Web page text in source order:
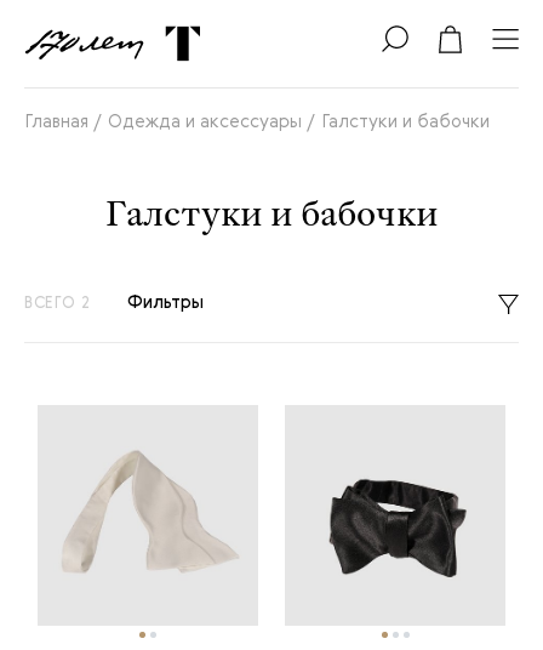
Главная / Одежда и аксессуары / Галстуки и бабочки
Галстуки и бабочки
ВСЕГО 2 Фильтры